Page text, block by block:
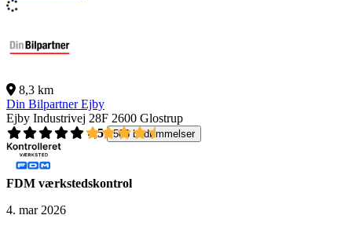
8,3 km
Din Bilpartner Ejby
Ejby Industrivej 28F 2600 Glostrup
4,5
503 bedømmelser
FDM værkstedskontrol
4. mar 2026